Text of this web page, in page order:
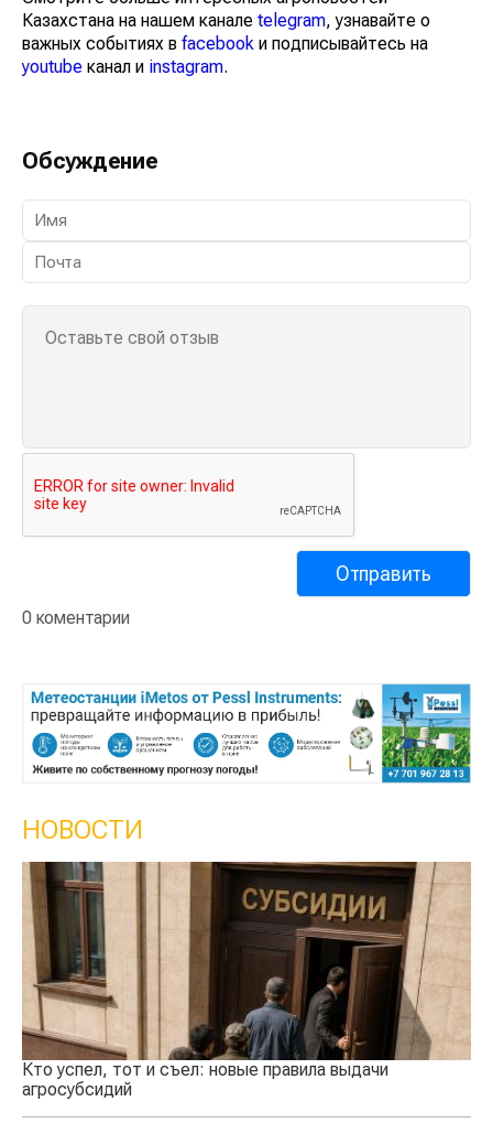
Казахстана на нашем канале telegram, узнавайте о
важных событиях в facebook и подписывайтесь на
youtube канал и instagram.
Обсуждение
0 коментарии
НОВОСТИ
Казахстанское сельхозсырье используют для
производства авиатоплива